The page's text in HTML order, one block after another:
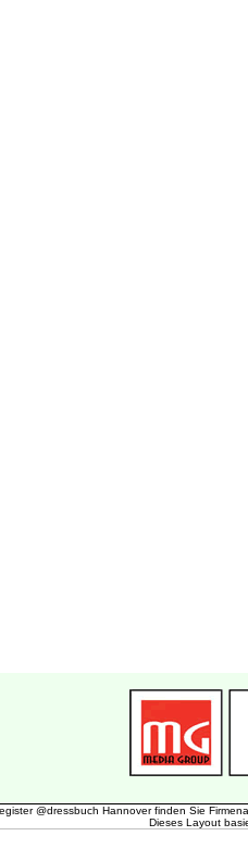
@dressbuch Hannover finden Sie
Dieses Layout